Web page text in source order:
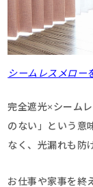
シームレスメロー
完全遮光×シーム
のない」という意
なく、光漏れも防
お仕事や家事を終